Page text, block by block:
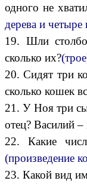
одного не
дерева и
19. Шли
сколько их?
20. Сидят три
сколько кошек
21. У Ноя три
отец? Василий –
22. Какие
(произведение
23. Какой вид